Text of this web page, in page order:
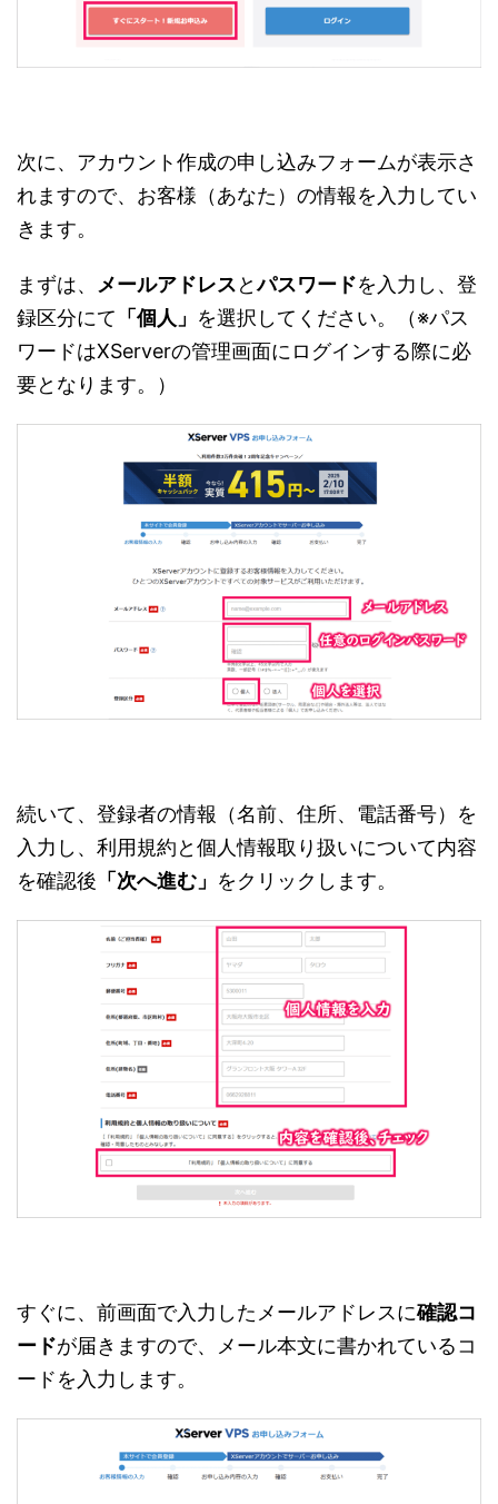
次に、アカウント作成の申し込みフォームが表示さ
れますので、お客様（あなた）の情報を入力してい
きます。
まずは、 メールアドレスとパスワードを入力し、登
録区分にて 「個人」 を選択してください。（※パス
ワードはXServerの管理画面にログインする際に必
要となります。）
続いて、登録者の情報（名前、住所、電話番号）を
入力し、利用規約と個人情報取り扱いについて内容
を確認後 「次へ進む」 をクリックします。
すぐに、前画面で入力したメールアドレスに確認コ
ードが届きますので、メール本文に書かれているコ
ードを入力します。